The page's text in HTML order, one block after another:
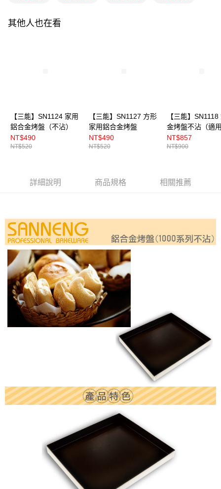
其他人也在看
【三能】SN1124 家用
鋁合金烤盤（不沾）
NT$490
NT$520
【三能】SN1127 方形
家用鋁合金烤盤
NT$490
NT$520
【三能】
金烤盤不沾（適
DR.GOOD烤箱）
NT$857
NT$900
詳細說明 商品規格 相關推薦